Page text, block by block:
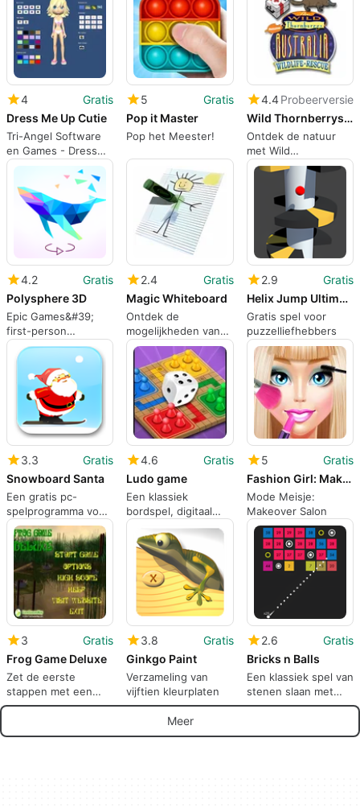
4
Gratis
Dress Me Up Cutie
Tri-Angel Software
en Games - Dress
Me Up Cutie
5
Gratis
Pop it Master
Pop het Meester!
4.4Probeerversie
Wild Thornberrys Australian Wildlife Rescue
Ontdek de natuur
met Wild
Thornberrys
4.2
Gratis
Polysphere 3D
Epic Games&#39;
first-person
schietspel voor
Windows
2.4
Gratis
Magic Whiteboard
Ontdek de
mogelijkheden van
Magic Whiteboard
2.9
Gratis
Helix Jump Ultimate
Gratis spel voor
puzzelliefhebbers
3.3
Gratis
Snowboard Santa
Een gratis pc-
spelprogramma voor
Windows
4.6
Gratis
Ludo game
Een klassiek
bordspel, digitaal
gemaakt
5
Gratis
Fashion Girl: Makeover Salon
Mode Meisje:
Makeover Salon
3
Gratis
Frog Game Deluxe
Zet de eerste
stappen met een
schattige jonge
3.8
Gratis
Ginkgo Paint
Verzameling van
vijftien kleurplaten
2.6
Gratis
Bricks n Balls
Een klassiek spel van
stenen slaan met
ballen
Meer